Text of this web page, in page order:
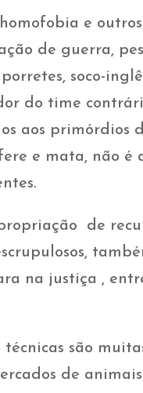
e
de guerra,
soco-
do time
aos
e mata, não é
de
na justiça ,
são
de